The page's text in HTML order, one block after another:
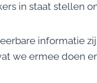
in staat stellen
informatie
we ermee doen